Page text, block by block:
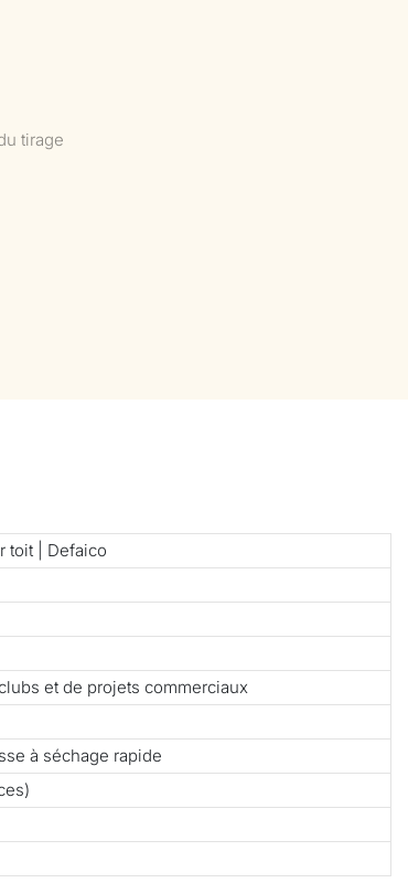
tirage
toit | Defaico
et de projets commerciaux
à séchage rapide